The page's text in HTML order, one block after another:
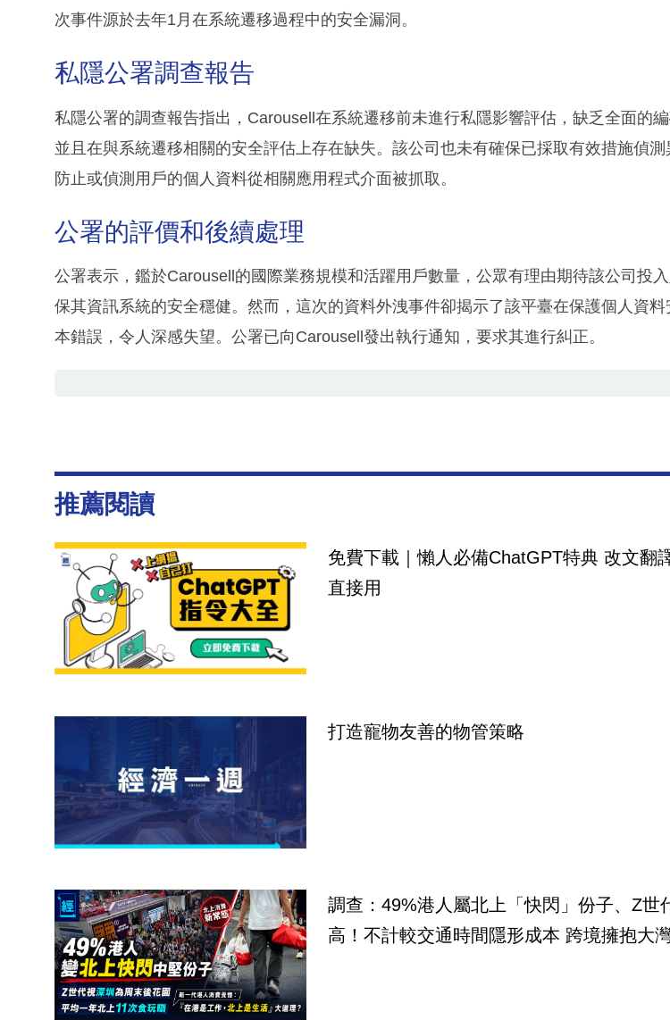
次事件源於去年1月在系統遷移過程中的安全漏洞。
私隱公署調查報告
私隱公署的調查報告指出，Carousell在系統遷移前未進行私隱影響評估，缺乏全面的編
並且在與系統遷移相關的安全評估上存在缺失。該公司也未有確保已採取有效措施偵測
防止或偵測用戶的個人資料從相關應用程式介面被抓取。
公署的評價和後續處理
公署表示，鑑於Carousell的國際業務規模和活躍用戶數量，公眾有理由期待該公司投
保其資訊系統的安全穩健。然而，這次的資料外洩事件卻揭示了該平臺在保護個人資料
本錯誤，令人深感失望。公署已向Carousell發出執行通知，要求其進行糾正。
推薦閱讀
免費下載｜懶人必備ChatGPT特典 改文翻
直接用
打造寵物友善的物管策略
調查：49%港人屬北上「快閃」份子、Z世
高！不計較交通時間隱形成本 跨境擁抱大